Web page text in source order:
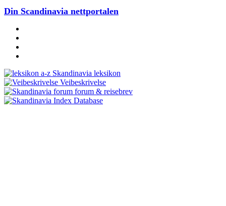
Din Scandinavia nettportalen
Skandinavia leksikon
Veibeskrivelse
forum & reisebrev
Database